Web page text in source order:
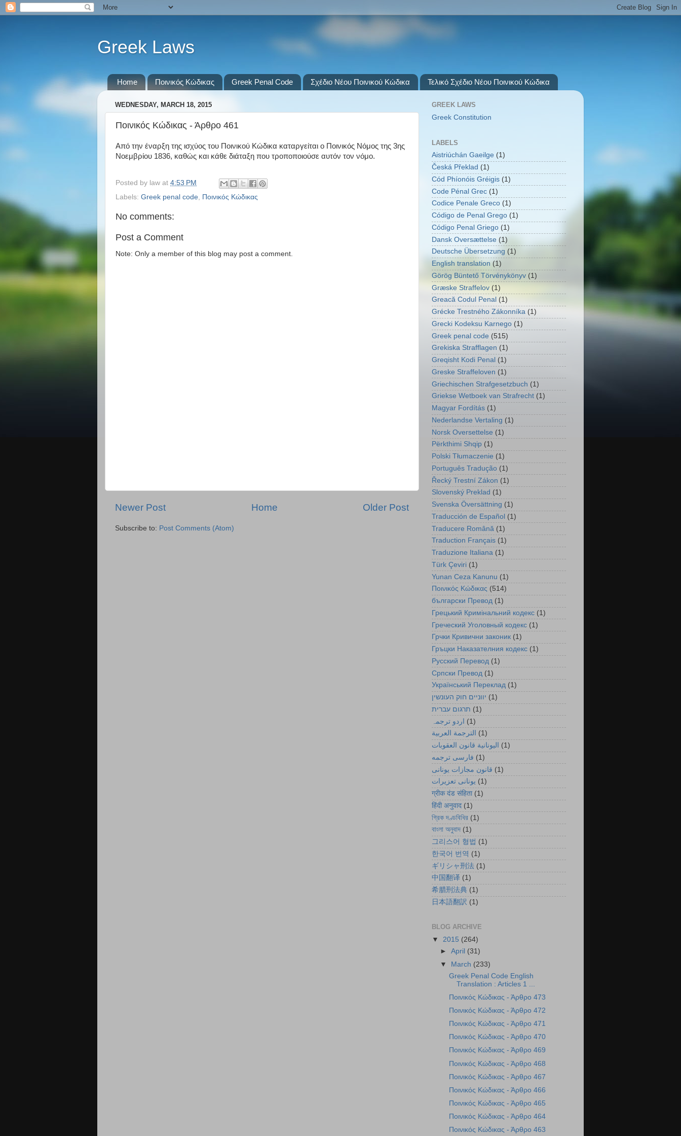
Greek Laws
Home Ποινικός Κώδικας Greek Penal Code Σχέδιο Νέου Ποινικού Κώδικα Τελικό Σχέδιο Νέου Ποινικού Κώδικα
WEDNESDAY, MARCH 18, 2015
Ποινικός Κώδικας - Άρθρο 461
Από την έναρξη της ισχύος του Ποινικού Κώδικα καταργείται ο Ποινικός Νόμος της 3ης
Νοεμβρίου 1836, καθώς και κάθε διάταξη που τροποποιούσε αυτόν τον νόμο.
Posted by law at 4:53 PM
Labels: Greek penal code Ποινικός Κώδικας
No comments:
Post a Comment
Note: Only a member of this blog may post a comment.
Newer Post Older Post
Home
Subscribe to: Post Comments (Atom)
GREEK LAWS
Greek Constitution
LABELS
Aistriúchán Gaeilge (1)
Česká Překlad (1)
Cód Phíonóis Gréigis (1)
Code Pénal Grec (1)
Codice Penale Greco (1)
Código de Penal Grego (1)
Código Penal Griego (1)
Dansk Oversættelse (1)
Deutsche Übersetzung (1)
English translation (1)
Görög Büntető Törvénykönyv (1)
Græske Straffelov (1)
Greacă Codul Penal (1)
Grécke Trestného Zákonníka (1)
Grecki Kodeksu Karnego (1)
Greek penal code (515)
Grekiska Strafflagen (1)
Greqisht Kodi Penal (1)
Greske Straffeloven (1)
Griechischen Strafgesetzbuch (1)
Griekse Wetboek van Strafrecht (1)
Magyar Fordítás (1)
Nederlandse Vertaling (1)
Norsk Oversettelse (1)
Përkthimi Shqip (1)
Polski Tłumaczenie (1)
Português Tradução (1)
Řecký Trestní Zákon (1)
Slovenský Preklad (1)
Svenska Översättning (1)
Traducción de Español (1)
Traducere Română (1)
Traduction Français (1)
Traduzione Italiana (1)
Türk Çeviri (1)
Yunan Ceza Kanunu (1)
Ποινικός Κώδικας (514)
български Превод (1)
Грецький Кримінальний кодекс (1)
Греческий Уголовный кодекс (1)
Грчки Кривични законик (1)
Гръцки Наказателния кодекс (1)
Русский Перевод (1)
Српски Превод (1)
Український Переклад (1)
יווניים חוק העונשין (1)
תרגום עברית (1)
اردو ترجمہ (1)
الترجمة العربية
(1)
اليونانية قانون العقوبات
(1)
فارسی ترجمه (1)
قانون مجازات یونانی (1)
یونانی تعزیرات (1)
ग्रीक दंड संहिता (1)
हिंदी अनुवाद (1)
গ্রিক দণ্ডবিধির (1)
বাংলা অনুবাদ (1)
그리스어 형법 (1)
한국어 번역 (1)
ギリシャ刑法 (1)
中国翻译 (1)
希腊刑法典 (1)
日本語翻訳 (1)
BLOG ARCHIVE
▼ 2015 (264)
►April (31)
▼
March (233)
Greek Penal Code English
Translation : Articles 1 ...
Ποινικός Κώδικας - Άρθρο 473
Ποινικός Κώδικας - Άρθρο 472
Ποινικός Κώδικας - Άρθρο 471
Ποινικός Κώδικας - Άρθρο 470
Ποινικός Κώδικας - Άρθρο 469
Ποινικός Κώδικας - Άρθρο 468
Ποινικός Κώδικας - Άρθρο 467
Ποινικός Κώδικας - Άρθρο 466
Ποινικός Κώδικας - Άρθρο 465
Ποινικός Κώδικας - Άρθρο 464
Ποινικός Κώδικας - Άρθρο 463